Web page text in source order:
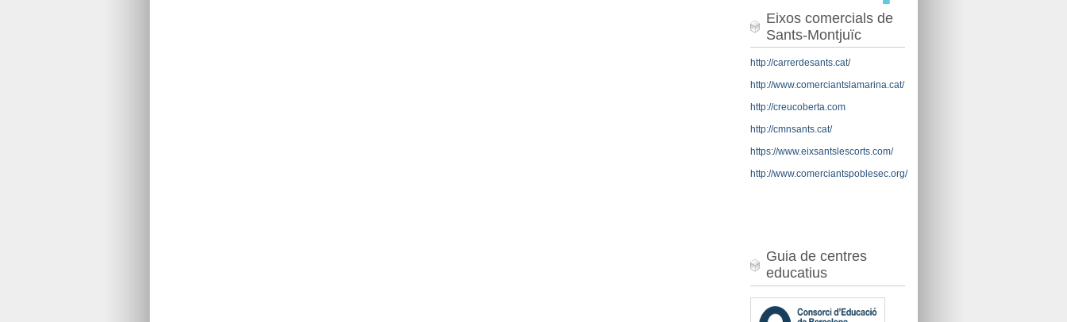
Eixos comercials de
Sants-Montjuïc
http://carrerdesants.cat/
http://www.comerciantslamarina.cat/
http://creucoberta.com
http://cmnsants.cat/
https://www.eixsantslescorts.com/
http://www.comerciantspoblesec.org/
Guia de centres
educatius